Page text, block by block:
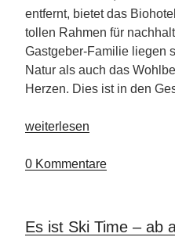
entfernt, bietet das
tollen Rahmen für
Gastgeber-Familie liegen
Natur als auch das
Herzen. Dies ist in den
„Bio
Eggensberger“
weiterlesen
0 Kommentare
Es ist Ski Time – ab